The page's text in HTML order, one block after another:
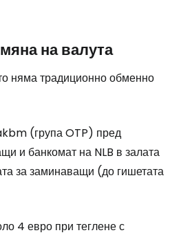
на валута
няма традиционно обменно
(група OTP) пред
и банкомат на NLB в залата
за заминаващи (до гишетата
4 евро при теглене с